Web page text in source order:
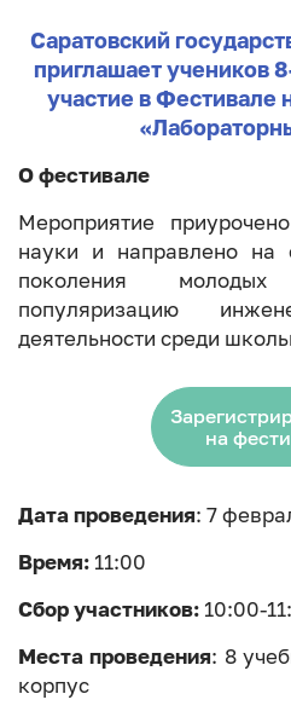
Саратовский
приглашает учеников
участие в Фестивале
О фестивале
Мероприятие
науки и направлено на
поколения
популяризацию
деятельности среди
на
Дата проведения: 7
Время: 11:00
Сбор участников:10:00-
Места проведения: 8
корпус